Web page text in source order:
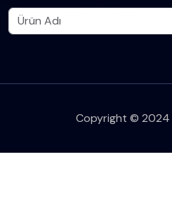
Copyright © 2024